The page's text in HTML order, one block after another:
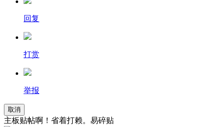
回复
打赏
举报
取消
主板贴帖啊！省着打赖。易碎贴